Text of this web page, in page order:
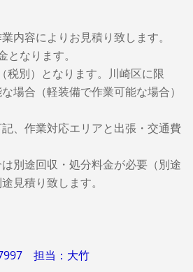
内容によりお見積り致します。
なります。
別）となります。 川崎区に限
場合（軽装備で作業可能な場合）
、作業対応エリアと出張・交通費
別途回収・処分料金が必要（別途
見積り致します。
担当：大竹